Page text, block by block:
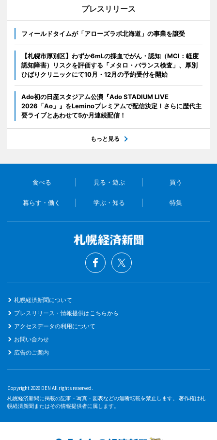
プレスリリース
フィールドタイムが「アローズラボ北海道」の事業を譲受
【札幌市厚別区】わずか6mLの採血でがん・認知（MCI：軽度
認知障害）リスクを評価する「メタロ・バランス検査」、厚別
ひばりクリニックにて10月・12月の予約受付を開始
Ado初の日産スタジアム公演『Ado STADIUM LIVE
2026「Ao」』をLeminoプレミアムで配信決定！さらに歴代主
要ライブとあわせて5か月連続配信！
もっと見る
食べる 見る・遊ぶ 買う
暮らす・働く 学ぶ・知る 特集
札幌経済新聞について
プレスリリース・情報提供はこちらから
アクセスデータの利用について
お問い合わせ
広告のご案内
Copyright 2026 DEN All rights reserved.
札幌経済新聞に掲載の記事・写真・図表などの無断転載を禁止します。 著作権は札
幌経済新聞またはその情報提供者に属します。